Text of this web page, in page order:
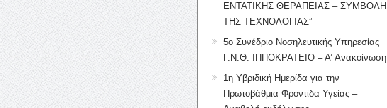
ΕΝΤΑΤΙΚΗΣ ΘΕΡΑΠΕΙΑΣ – ΣΥΜΒΟΛΗ
ΤΗΣ ΤΕΧΝΟΛΟΓΙΑΣ”
5ο Συνέδριο Νοσηλευτικής Υπηρεσίας
Γ.Ν.Θ. ΙΠΠΟΚΡΑΤΕΙΟ – Α’ Ανακοίνωση
1η Υβριδική Ημερίδα για την
Πρωτοβάθμια Φροντίδα Υγείας –